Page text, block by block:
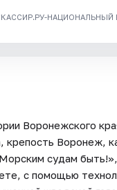
НАЦИОНАЛЬНЫЙ
Воронежского
крепость Воронеж,
судам
с помощью